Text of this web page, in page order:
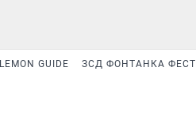
LEMON GUIDE ЗСД ФОНТАНКА ФЕСТ